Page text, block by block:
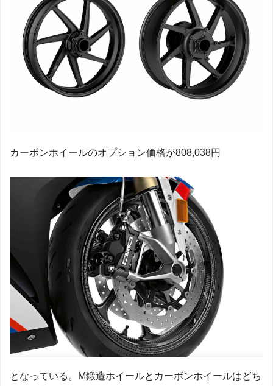
カーボンホイールのオプション価格が808,038円
となっている。M鍛造ホイールとカーボンホイールはどち